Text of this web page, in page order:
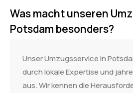
Was macht unseren
Potsdam besonders?
Unser Umzugsservice in
durch lokale Expertise und
aus. Wir kennen die